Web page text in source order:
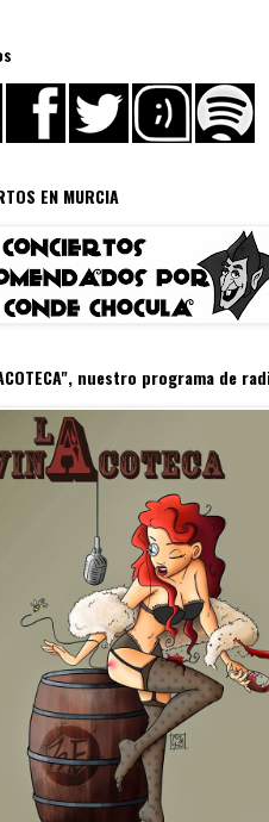
EN MURCIA
nuestro programa de